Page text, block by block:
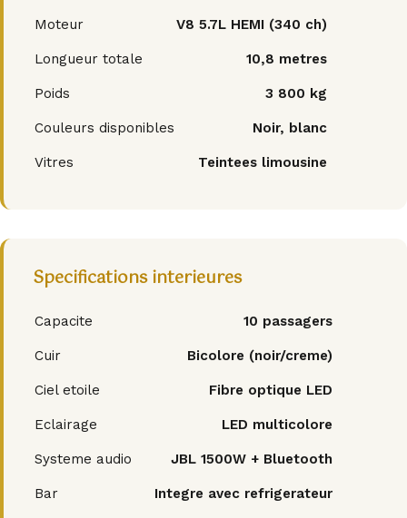
Moteur V8 5.7L HEMI (340 ch)
Longueur totale 10,8 metres
Poids 3 800 kg
Couleurs disponibles Noir, blanc
Vitres Teintees limousine
Specifications interieures
Capacite 10 passagers
Cuir Bicolore (noir/creme)
Ciel etoile Fibre optique LED
Eclairage LED multicolore
Systeme audio JBL 1500W + Bluetooth
Bar Integre avec refrigerateur